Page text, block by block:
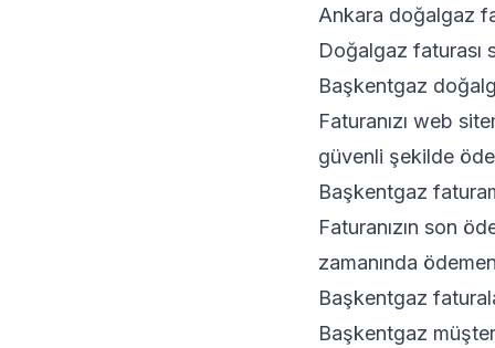
Ankara doğalgaz
Doğalgaz faturası
Başkentgaz
Faturanızı web
güvenli şekilde
Başkentgaz
Faturanızın son
zamanında
Başkentgaz
Başkentgaz